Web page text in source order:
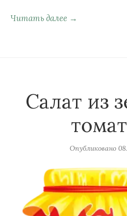
Читать далее →
Салат из
Опубликовано